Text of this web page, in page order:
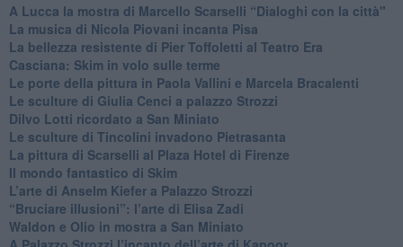
A Lucca la mostra di Marcello Scarselli “Dialoghi con la città"
​La musica di Nicola Piovani incanta Pisa
​La bellezza resistente di Pier Toffoletti al Teatro Era
​Casciana: Skim in volo sulle terme
​Le porte della pittura in Paola Vallini e Marcela Bracalenti
​Le sculture di Giulia Cenci a palazzo Strozzi
​Dilvo Lotti ricordato a San Miniato
​Le sculture di Tincolini invadono Pietrasanta
La pittura di Scarselli al Plaza Hotel di Firenze
​Il mondo fantastico di Skim
​L’arte di Anselm Kiefer a Palazzo Strozzi
​“Bruciare illusioni”: l’arte di Elisa Zadi
​Waldon e Olio in mostra a San Miniato